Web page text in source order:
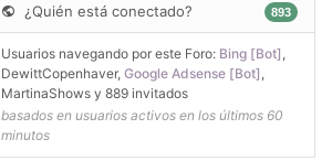
¿Quién está conectado? 893
Usuarios navegando por este Foro: Bing [Bot]
DewittCopenhaver, Google Adsense [Bot]
MartinaShows y 889 invitados
basados en usuarios activos en los últimos 60
minutos